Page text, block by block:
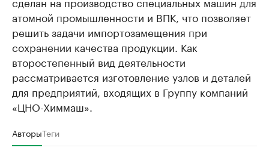
атомной промышленности и ВПК, что позволяет
решить задачи импортозамещения при
сохранении качества продукции. Как
второстепенный вид деятельности
рассматривается изготовление узлов и деталей
для предприятий, входящих в Группу компаний
«ЦНО-Химмаш».
АвторыТеги